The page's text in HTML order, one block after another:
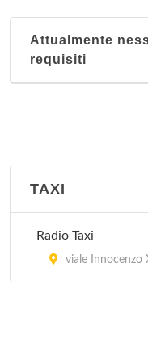
Attualmente
requisiti
TAXI
Radio Taxi
viale Innocenzo